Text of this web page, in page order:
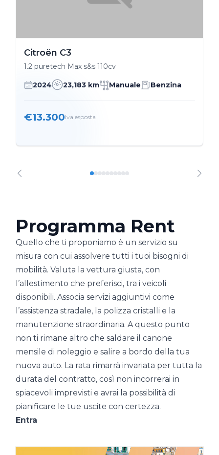
Citroën C3
1.2 puretech Max s&s 110cv
2024 23,183 km Manuale Benzina
€13.300Iva esposta
Programma Rent
Quello che ti proponiamo è un servizio su
misura con cui assolvere tutti i tuoi bisogni di
mobilità. Valuta la vettura giusta, con
l’allestimento che preferisci, tra i veicoli
disponibili. Associa servizi aggiuntivi come
l’assistenza stradale, la polizza cristalli e la
manutenzione straordinaria. A questo punto
non ti rimane altro che saldare il canone
mensile di noleggio e salire a bordo della tua
nuova auto. La rata rimarrà invariata per tutta la
durata del contratto, così non incorrerai in
spiacevoli imprevisti e avrai la possibilità di
pianificare le tue uscite con certezza.
Entra